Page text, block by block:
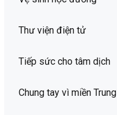
Thư viện điện tử
Tiếp sức cho tâm dịch
Chung tay vì miền Trung